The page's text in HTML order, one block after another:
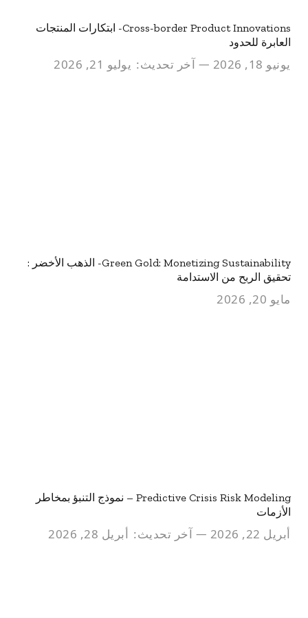
Cross-border Product Innovations- ابتكارات المنتجات
العابرة للحدود
يونيو 18, 2026 آخر تحديث: يوليو 21, 2026
Green Gold: Monetizing Sustainability- الذهب الأخضر :
تحقيق الربح من الاستدامة
مايو 20, 2026
Predictive Crisis Risk Modeling – نموذج التنبؤ بمخاطر
الأزمات
أبريل 22, 2026 آخر تحديث: أبريل 28, 2026